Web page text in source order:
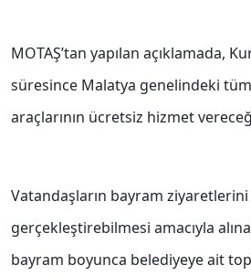
MOTAŞ’tan yapılan açıklamada,
süresince Malatya genelindeki
araçlarının ücretsiz hizmet
Vatandaşların bayram
gerçekleştirebilmesi amacıyla
bayram boyunca belediyeye ait